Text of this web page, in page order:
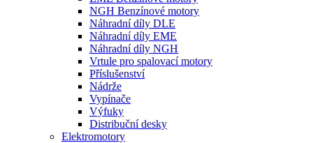
NGH Benzínové motory
Náhradní díly DLE
Náhradní díly EME
Náhradní díly NGH
Vrtule pro spalovací motory
Příslušenství
Nádrže
Vypínače
Výfuky
Distribuční desky
Elektromotory